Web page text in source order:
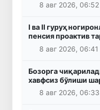
8 авг 2026, 06:52
I ва II гуруҳ
пенсия проактив
8 авг 2026, 06:41
Бозорга
хавфсиз бўлиши
8 авг 2026, 06:33